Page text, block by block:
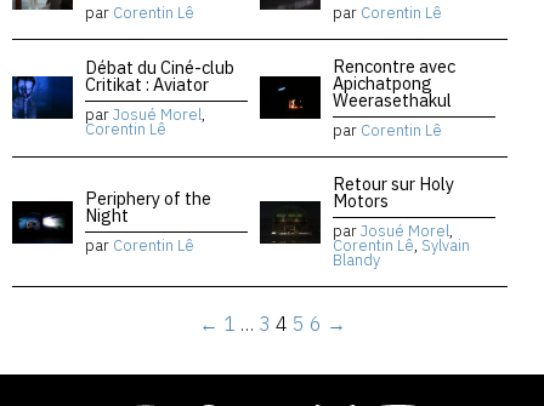
par Corentin Lê par Corentin Lê
Débat du Ciné-club
Critikat : Aviator
parJosué Morel,
Corentin Lê
Rencontre avec
Apichatpong
Weerasethakul
par Corentin Lê
Periphery of the
Night
par Corentin Lê
Retour sur Holy
Motors
parJosué Morel,
Corentin Lê, Sylvain
Blandy
← 1 … 3 4 5 6 →